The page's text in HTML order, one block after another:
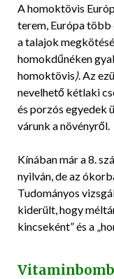
A homoktövis
terem, Európa több
a talajok
homokdűnéken
homoktövis). Az
nevelhető kétlaki
és porzós egyedek
várunk a növényről.
Kínában már a 8.
nyilván, de az
Tudományos
kiderült, hogy
kincseként” és a